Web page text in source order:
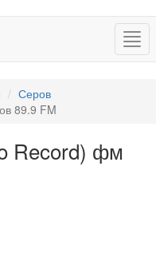
Серов
89.9 FM
Record) фм